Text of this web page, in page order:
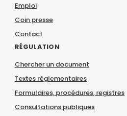
Emploi
Coin presse
Contact
RÉGULATION
Chercher un document
Textes réglementaires
Formulaires, procédures, registres
Consultations publiques